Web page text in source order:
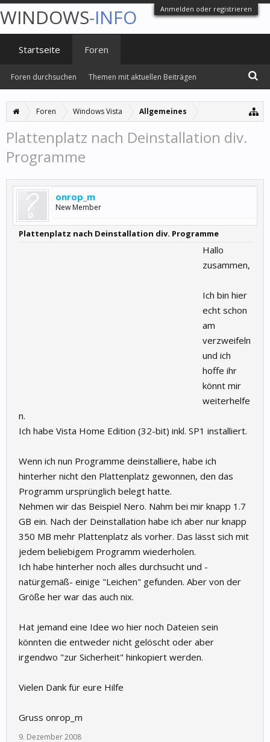
Anmelden oder registrieren
Foren Windows Vista Allgemeines
Plattenplatz nach Deinstallation div.
Programme
onrop_m
New Member
Plattenplatz nach Deinstallation div. Programme
Hallo
zusammen,
Ich bin hier
echt schon
am
verzweifeln
und ich
hoffe ihr
könnt mir
weiterhelfe
n.
Ich habe Vista Home Edition (32-bit) inkl. SP1 installiert.
Wenn ich nun Programme deinstalliere, habe ich
hinterher nicht den Plattenplatz gewonnen, den das
Programm ursprünglich belegt hatte.
Nehmen wir das Beispiel Nero. Nahm bei mir knapp 1.7
GB ein. Nach der Deinstallation habe ich aber nur knapp
350 MB mehr Plattenplatz als vorher. Das lässt sich mit
jedem beliebigem Programm wiederholen.
Ich habe hinterher noch alles durchsucht und -
natürgemäß- einige "Leichen" gefunden. Aber von der
Größe her war das auch nix.
Hat jemand eine Idee wo hier noch Dateien sein
könnten die entweder nicht gelöscht oder aber
irgendwo "zur Sicherheit" hinkopiert werden.
Vielen Dank für eure Hilfe
Gruss onrop_m
9. Dezember 2008
WINDOWS-INFO
Startseite Foren
Foren durchsuchen Themen mit aktuellen Beiträgen